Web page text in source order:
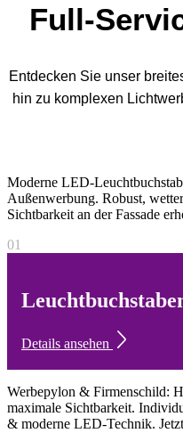
Full-
Entdecken Sie unser
hin zu komplexen
Moderne LED-
Außenwerbung. Robust,
Sichtbarkeit an der Fassade
01
Details ansehen
Werbepylon & Firmenschild:
maximale Sichtbarkeit.
& moderne LED-Technik.